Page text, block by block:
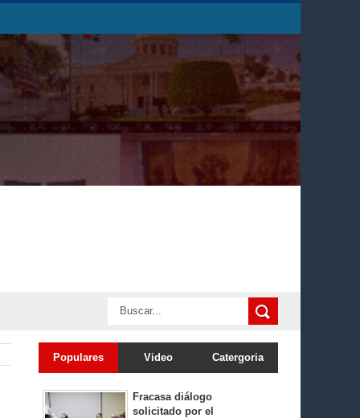
Populares Video Catergoria
Fracasa diálogo
solicitado por el